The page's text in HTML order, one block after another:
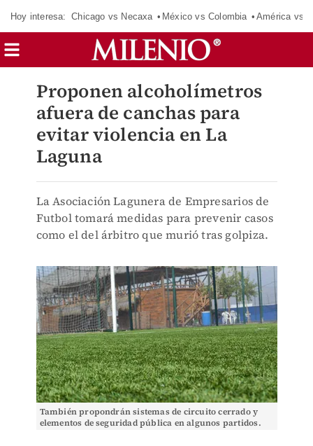
Hoy interesa: Chicago vs Necaxa México vs Colombia América vs
Proponen alcoholímetros
afuera de canchas para
evitar violencia en La
Laguna
La Asociación Lagunera de Empresarios de
Futbol tomará medidas para prevenir casos
como el del árbitro que murió tras golpiza.
También propondrán sistemas de circuito cerrado y
elementos de seguridad pública en algunos partidos.